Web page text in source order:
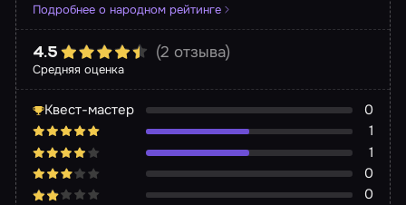
Подробнее о народном рейтинге
Средняя оценка
4.5 (2 отзыва)
Квест-мастер
0
1
1
0
0